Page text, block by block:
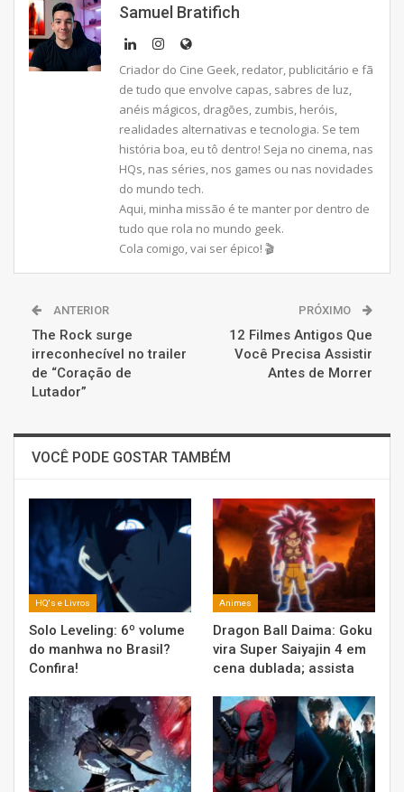
Samuel Bratifich
Criador do Cine Geek, redator, publicitário e fã
de tudo que envolve capas, sabres de luz,
anéis mágicos, dragões, zumbis, heróis,
realidades alternativas e tecnologia. Se tem
história boa, eu tô dentro! Seja no cinema, nas
HQs, nas séries, nos games ou nas novidades
do mundo tech.
Aqui, minha missão é te manter por dentro de
tudo que rola no mundo geek.
Cola comigo, vai ser épico! 🎬
ANTERIOR
The Rock surge
irreconhecível no trailer
de “Coração de
Lutador”
PRÓXIMO
12 Filmes Antigos Que
Você Precisa Assistir
Antes de Morrer
VOCÊ PODE GOSTAR TAMBÉM
HQ's e Livros
Solo Leveling: 6º volume
do manhwa no Brasil?
Confira!
Animes
Dragon Ball Daima: Goku
vira Super Saiyajin 4 em
cena dublada; assista